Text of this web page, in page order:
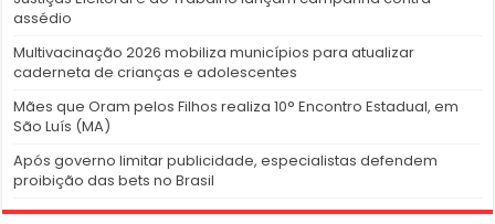
assédio
Multivacinação 2026 mobiliza municípios para atualizar
caderneta de crianças e adolescentes
Mães que Oram pelos Filhos realiza 10° Encontro Estadual, em
São Luís (MA)
Após governo limitar publicidade, especialistas defendem
proibição das bets no Brasil